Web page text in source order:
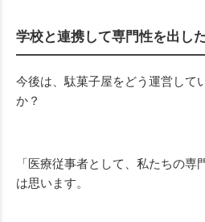
学校と連携して専門性を出し
今後は、駄菓子屋をどう運営して
か？
「医療従事者として、私たちの専
は思います。